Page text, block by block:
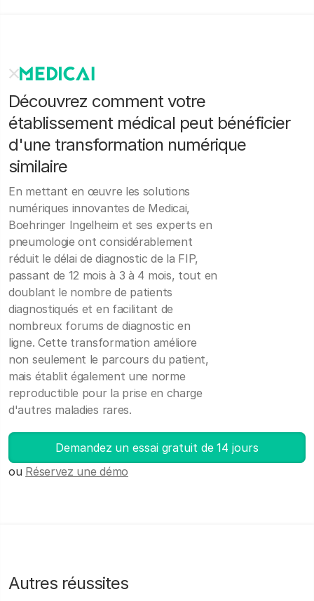
Découvrez comment votre
établissement médical peut bénéficier
d'une transformation numérique
similaire
En mettant en œuvre les solutions
numériques innovantes de Medicai,
Boehringer Ingelheim et ses experts en
pneumologie ont considérablement
réduit le délai de diagnostic de la FIP,
passant de 12 mois à 3 à 4 mois, tout en
doublant le nombre de patients
diagnostiqués et en facilitant de
nombreux forums de diagnostic en
ligne. Cette transformation améliore
non seulement le parcours du patient,
mais établit également une norme
reproductible pour la prise en charge
d'autres maladies rares.
Demandez un essai gratuit de 14 jours
ou Réservez une démo
Autres réussites